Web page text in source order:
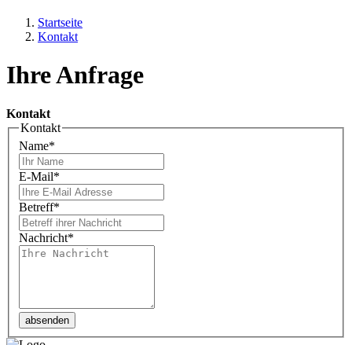
Startseite
Kontakt
Ihre Anfrage
Kontakt
Kontakt
Name*
E-Mail*
Betreff*
Nachricht*